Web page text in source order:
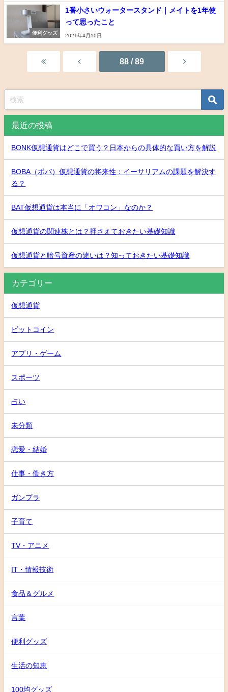
便利グッズ
1番小さいウォータースタンド｜メイトを1年使
って思ったこと
2021年4月10日
88 / 89
最近の投稿
BONK仮想通貨はどこで買う？日本からの具体的な買い方を解説
BOBA（ボバ）仮想通貨の将来性：イーサリアムの課題を解決す
る？
BAT仮想通貨は本当に「オワコン」なのか？
仮想通貨の関連株とは？押さえておきたい基礎知識
仮想通貨と暗号資産の違いは？知っておきたい基礎知識
カテゴリー
仮想通貨
ビットコイン
アプリ・ゲーム
スポーツ
占い
未分類
恋愛・結婚
仕事・働き方
ガンプラ
子育て
TV・アニメ
IT・情報技術
食品＆グルメ
言葉
便利グッズ
生活の知恵
100均グッズ